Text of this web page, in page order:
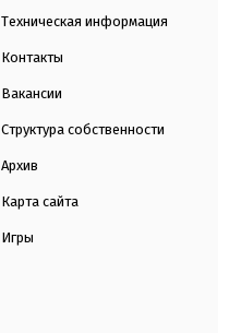
Техническая информация
Контакты
Вакансии
Структура собственности
Архив
Карта сайта
Игры